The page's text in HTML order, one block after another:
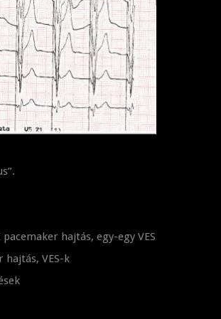
hajtás, egy-egy VES
VES-k